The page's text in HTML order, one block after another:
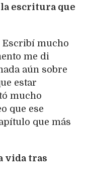
escritura que
Escribí mucho
me di
aún sobre
estar
mucho
que ese
que más
vida tras